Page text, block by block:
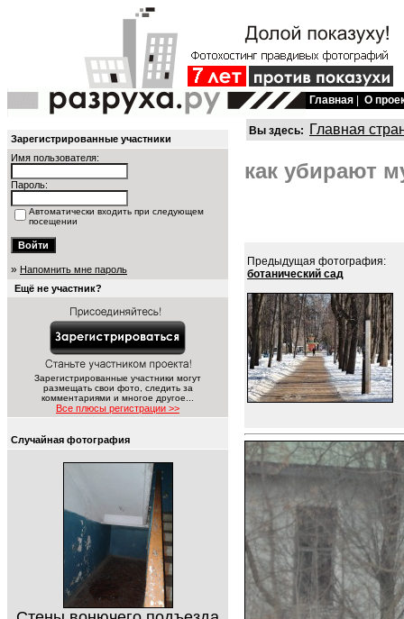
Главная О
Зарегистрированные участники
Имя пользователя:
Пароль:
Автоматически входить при следующем
посещении
» Напомнить мне пароль
Ещё не участник?
Зарегистрированные участники могут
размещать свои фото, следить за
комментариями и многое другое...
Все плюсы регистрации >>
Случайная фотография
Вы здесь: Главная
как убирают
Предыдущая фотография:
ботанический сад